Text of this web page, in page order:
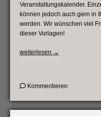
Veranstaltungskalender.
können jedoch auch gern in
werden. Wir wünschen viel
dieser Vorlagen!
weiterlesen „Vorlagen
→
Kommentierenon